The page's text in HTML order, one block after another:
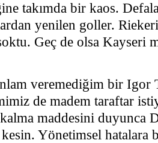
takımda bir kaos.
yenilen goller.
Geç de olsa Kayseri
veremediğim bir Igor
de madem taraftar
maddesini duyunca
kesin. Yönetimsel hatalara